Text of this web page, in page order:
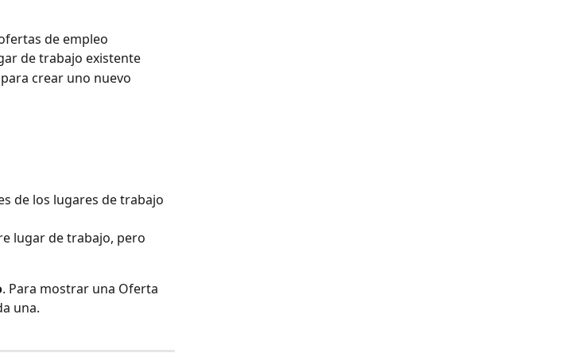
de empleo
de trabajo existente
para crear uno nuevo
de los lugares de trabajo
lugar de trabajo, pero
. Para mostrar una Oferta
una.